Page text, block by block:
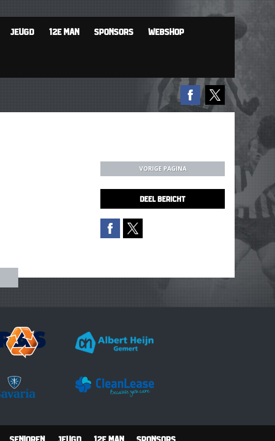
JEUGD 12E MAN SPONSORS WEBSHOP
VORIGE PAGINA
DEEL BERICHT